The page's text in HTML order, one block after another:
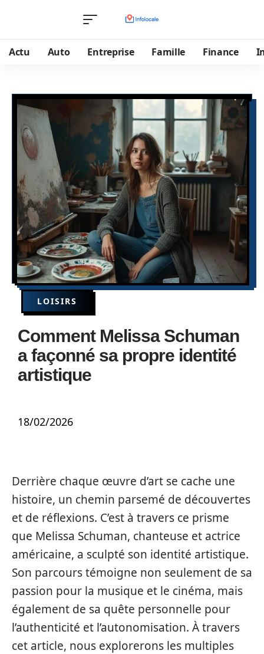
Actu Auto Entreprise Famille Finance
LOISIRS
Comment Melissa Schuman
a façonné sa propre identité
artistique
18/02/2026
Derrière chaque œuvre d’art se cache une
histoire, un chemin parsemé de découvertes
et de réflexions. C’est à travers ce prisme
que Melissa Schuman, chanteuse et actrice
américaine, a sculpté son identité artistique.
Son parcours témoigne non seulement de sa
passion pour la musique et le cinéma, mais
également de sa quête personnelle pour
l’authenticité et l’autonomisation. À travers
cet article, nous explorerons les multiples